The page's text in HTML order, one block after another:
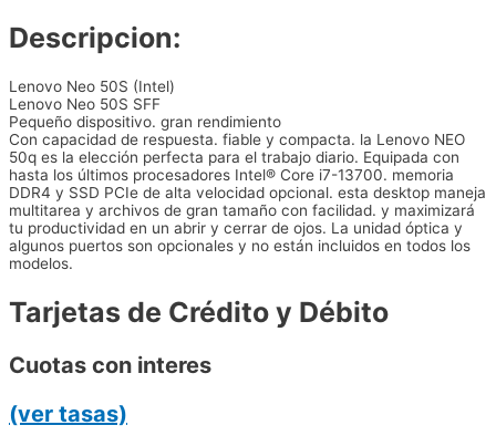
Descripcion:
Lenovo Neo 50S (Intel)
Lenovo Neo 50S SFF
Pequeño dispositivo. gran rendimiento
Con capacidad de respuesta. fiable y compacta. la Lenovo NEO
50q es la elección perfecta para el trabajo diario. Equipada con
hasta los últimos procesadores Intel® Core i7-13700. memoria
DDR4 y SSD PCIe de alta velocidad opcional. esta desktop maneja
multitarea y archivos de gran tamaño con facilidad. y maximizará
tu productividad en un abrir y cerrar de ojos. La unidad óptica y
algunos puertos son opcionales y no están incluidos en todos los
modelos.
Tarjetas de Crédito y Débito
Cuotas con interes
(ver tasas)